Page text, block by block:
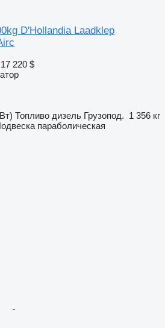
D'Hollandia Laadklep
220 $
Топливо дизель Грузопод. 1 356 кг
параболическая